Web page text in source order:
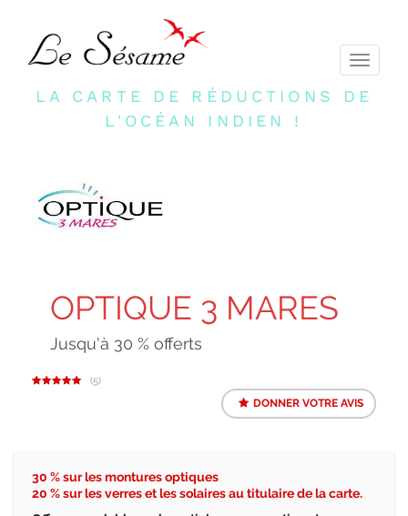
Toggle
LA CARTE DE RÉDUCTIONS DE
L'OCÉAN INDIEN !
OPTIQUE 3 MARES
Jusqu'à 30 % offerts
5
DONNER VOTRE AVIS
30 % sur les montures optiques
20 % sur les verres et les solaires au titulaire de la carte.